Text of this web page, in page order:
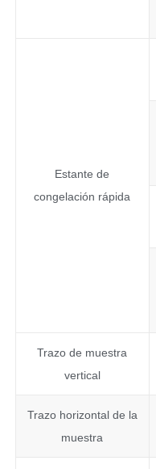
Estante de
congelación rápida
Trazo de muestra
vertical
Trazo horizontal de la
muestra